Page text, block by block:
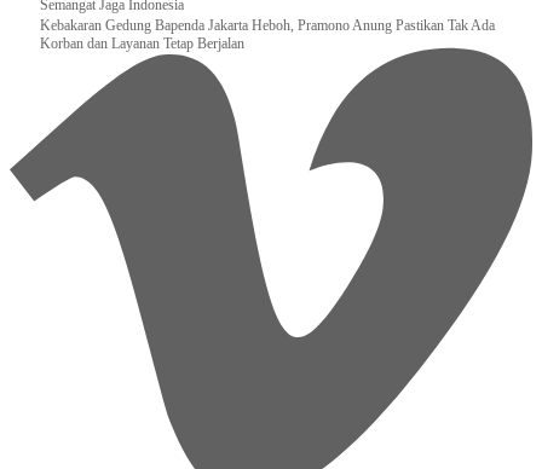
Semangat Jaga Indonesia
Kebakaran Gedung Bapenda Jakarta Heboh, Pramono Anung Pastikan Tak Ada
Korban dan Layanan Tetap Berjalan